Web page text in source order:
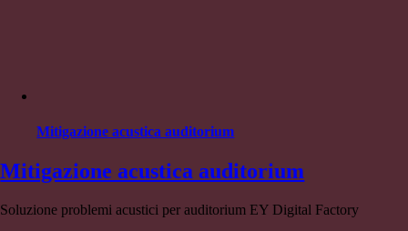
Mitigazione acustica auditorium
Mitigazione acustica auditorium
Soluzione problemi acustici per auditorium EY Digital Factory